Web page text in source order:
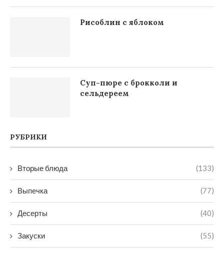
Рисоблин с яблоком
Суп-пюре с брокколи и
сельдереем
РУБРИКИ
Вторые блюда (133)
Выпечка (77)
Десерты (40)
Закуски (55)